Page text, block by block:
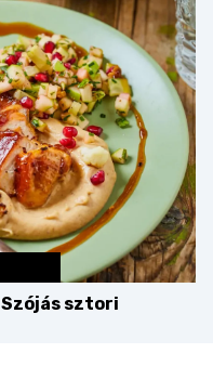
pékáruk
sztori